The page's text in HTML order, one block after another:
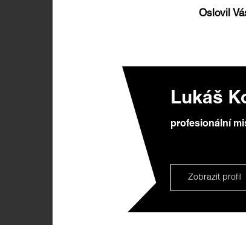
Oslovil
Lukáš
profesionální
Zobrazit profil